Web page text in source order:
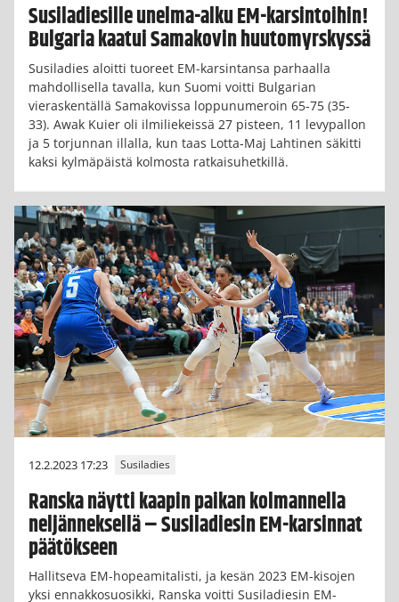
Susiladiesille unelma-alku EM-karsintoihin!
Bulgaria kaatui Samakovin huutomyrskyssä
Susiladies aloitti tuoreet EM-karsintansa parhaalla
mahdollisella tavalla, kun Suomi voitti Bulgarian
vieraskentällä Samakovissa loppunumeroin 65-75 (35-
33). Awak Kuier oli ilmiliekeissä 27 pisteen, 11 levypallon
ja 5 torjunnan illalla, kun taas Lotta-Maj Lahtinen säkitti
kaksi kylmäpäistä kolmosta ratkaisuhetkillä.
12.2.2023 17:23 Susiladies
Ranska näytti kaapin paikan kolmannella
neljänneksellä – Susiladiesin EM-karsinnat
päätökseen
Hallitseva EM-hopeamitalisti, ja kesän 2023 EM-kisojen
yksi ennakkosuosikki, Ranska voitti Susiladiesin EM-